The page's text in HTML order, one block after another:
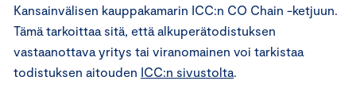
Kansainvälisen kauppakamarin ICC:n CO Chain -ketjuun.
Tämä tarkoittaa sitä, että alkuperätodistuksen
vastaanottava yritys tai viranomainen voi tarkistaa
todistuksen aitouden ICC:n sivustolta.